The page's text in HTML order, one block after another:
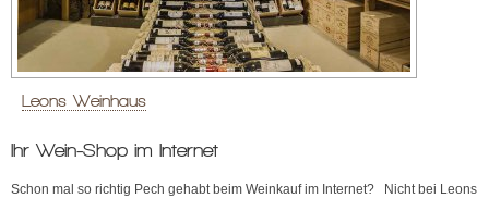
Leons Weinhaus
Ihr Wein-Shop im Internet
Schon mal so richtig Pech gehabt beim Weinkauf im Internet? Nicht bei Leons